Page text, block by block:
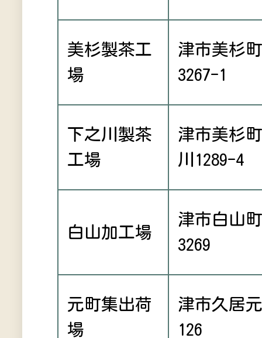
美杉製茶工
場
津市美杉
3267-1
下之川製茶
工場
津市美杉
川1289-4
白山加工場
津市白山
3269
元町集出荷
場
津市久居
126